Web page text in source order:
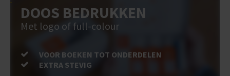
DOOS BEDRUKKEN
Met logo of full-colour
VOOR BOEKEN TOT ONDERDELEN
EXTRA STEVIG